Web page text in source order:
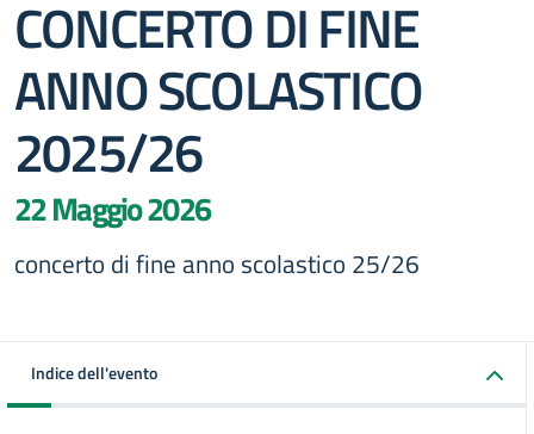
CONCERTO DI FINE
ANNO SCOLASTICO
2025/26
22 Maggio 2026
concerto di fine anno scolastico 25/26
Indice dell'evento